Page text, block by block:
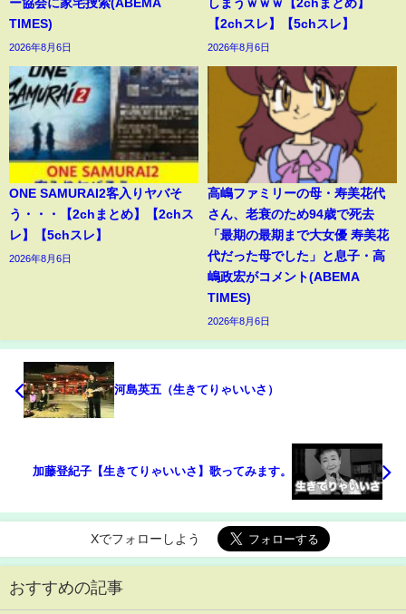
ー協会に家宅捜索(ABEMA
TIMES)
2026年8月6日
しまうｗｗｗ【2chまとめ】
【2chスレ】【5chスレ】
2026年8月6日
ONE SAMURAI2客入りヤバそ
う・・・【2chまとめ】【2chス
レ】【5chスレ】
2026年8月6日
高嶋ファミリーの母・寿美花代
さん、老衰のため94歳で死去
「最期の最期まで大女優 寿美花
代だった母でした」と息子・高
嶋政宏がコメント(ABEMA
TIMES)
2026年8月6日
河島英五（生きてりゃいいさ）
加藤登紀子【生きてりゃいいさ】歌ってみます。
Xでフォローしよう
おすすめの記事